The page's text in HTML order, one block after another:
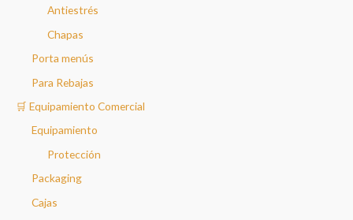
Antiestrés
Chapas
Porta menús
Para Rebajas
🛒 Equipamiento Comercial
Equipamiento
Protección
Packaging
Cajas